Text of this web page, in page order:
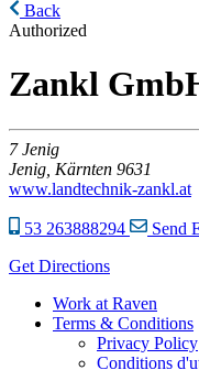
Back
Authorized
Zankl
7 Jenig
Jenig, Kärnten 9631
www.landtechnik-zankl.at
53 263888294
Send
Get Directions
Work at Raven
Terms & Conditions
Privacy Policy
Conditions